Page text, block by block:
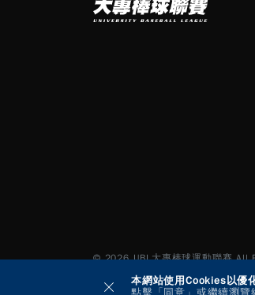
© 2026 UBL大專棒球運動聯賽 All
本網站使用Cookies以優